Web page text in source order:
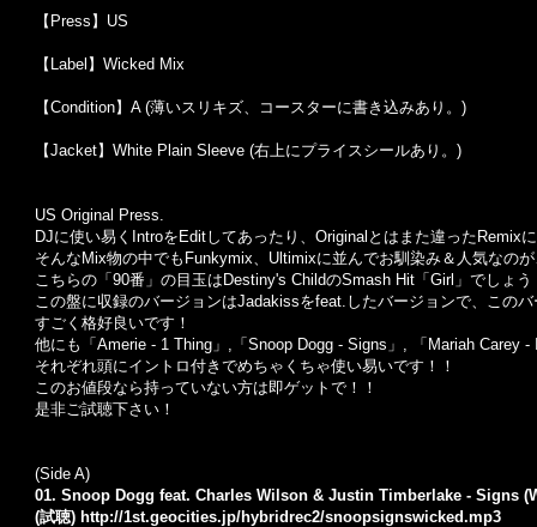
【Press】US
【Label】Wicked Mix
【Condition】A (薄いスリキズ、コースターに書き込みあり。)
【Jacket】White Plain Sleeve (右上にプライスシールあり。)
US Original Press.
DJに使い易くIntroをEditしてあったり、Originalとはまた違った
そんなMix物の中でもFunkymix、Ultimixに並んでお馴染み＆人気なの
こちらの「90番」の目玉はDestiny's ChildのSmash Hit「Girl」でしょう
この盤に収録のバージョンはJadakissをfeat.したバージョンで、この
すごく格好良いです！
他にも「Amerie - 1 Thing」,「Snoop Dogg - Signs」, 「Mariah Carey
それぞれ頭にイントロ付きでめちゃくちゃ使い易いです！！
このお値段なら持っていない方は即ゲットで！！
是非ご試聴下さい！
(Side A)
01. Snoop Dogg feat. Charles Wilson & Justin Timberlake - Signs
(試聴) http://1st.geocities.jp/hybridrec2/snoopsignswicked.mp3